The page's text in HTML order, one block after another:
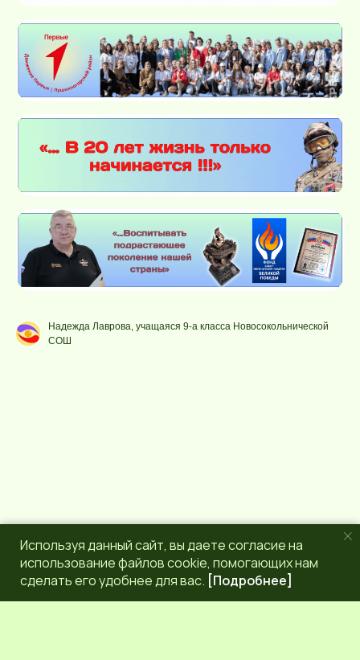
Надежда Лаврова, учащаяся 9-а класса Новосокольнической
СОШ
Используя данный сайт, вы даете согласие на
использование файлов cookie, помогающих нам
сделать его удобнее для вас. [Подробнее]